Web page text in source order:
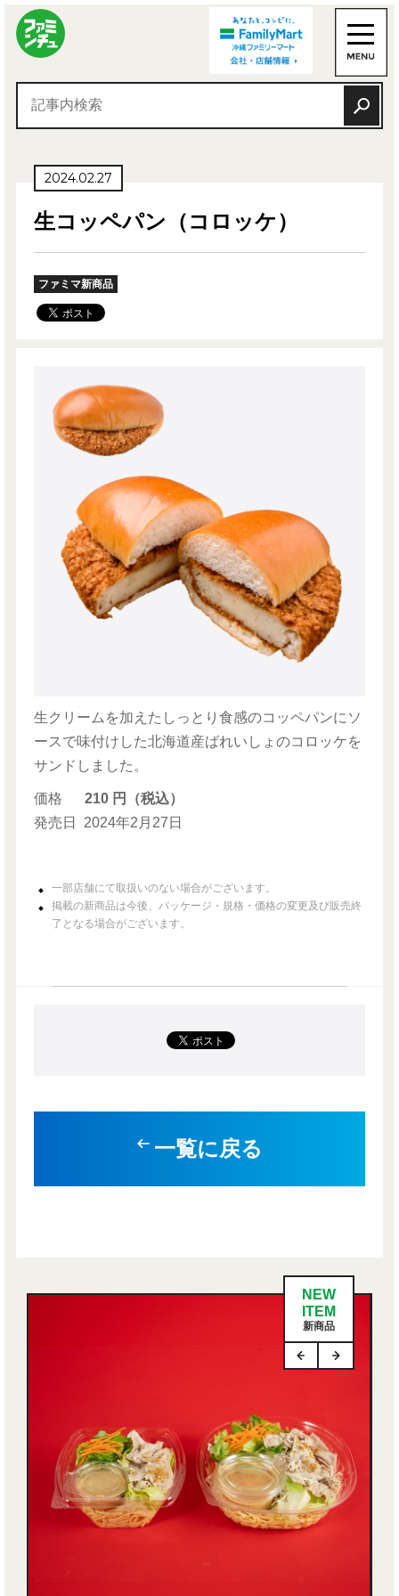
2024.02.27
生コッペパン（コロッケ）
ファミマ新商品
生クリームを加えたしっとり食感のコッペパンにソ
ースで味付けした北海道産ばれいしょのコロッケを
サンドしました。
価格
210 円（税込）
発売日
2024年2月27日
一部店舗にて取扱いのない場合がございます。
掲載の新商品は今後、パッケージ・規格・価格の変更及び販売終
了となる場合がございます。
一覧に戻る
NEW
ITEM
新商品